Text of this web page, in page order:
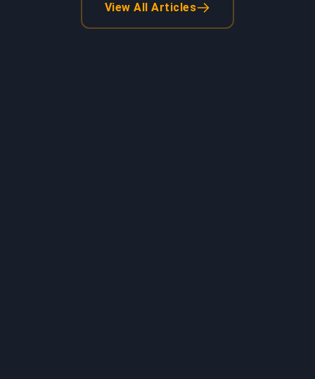
View All Articles